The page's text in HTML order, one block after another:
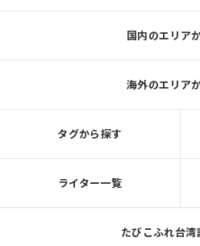
国内のエリア
海外のエリア
タグから探す
ライター一覧
たびこふれ台湾